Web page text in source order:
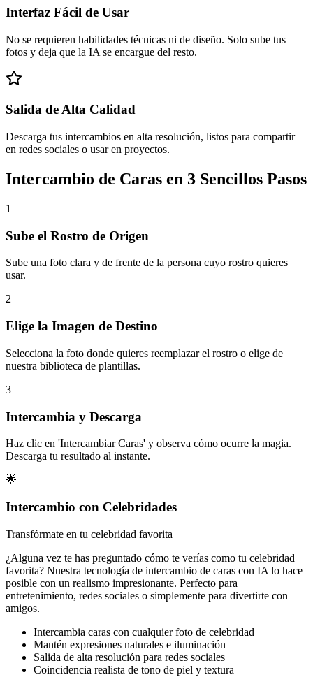
Interfaz Fácil de Usar
No se requieren habilidades técnicas ni de diseño. Solo sube tus
fotos y deja que la IA se encargue del resto.
Salida de Alta Calidad
Descarga tus intercambios en alta resolución, listos para compartir
en redes sociales o usar en proyectos.
Intercambio de Caras en 3 Sencillos Pasos
1
Sube el Rostro de Origen
Sube una foto clara y de frente de la persona cuyo rostro quieres
usar.
2
Elige la Imagen de Destino
Selecciona la foto donde quieres reemplazar el rostro o elige de
nuestra biblioteca de plantillas.
3
Intercambia y Descarga
Haz clic en 'Intercambiar Caras' y observa cómo ocurre la magia.
Descarga tu resultado al instante.
🌟
Intercambio con Celebridades
Transfórmate en tu celebridad favorita
¿Alguna vez te has preguntado cómo te verías como tu celebridad
favorita? Nuestra tecnología de intercambio de caras con IA lo hace
posible con un realismo impresionante. Perfecto para
entretenimiento, redes sociales o simplemente para divertirte con
amigos.
Intercambia caras con cualquier foto de celebridad
Mantén expresiones naturales e iluminación
Salida de alta resolución para redes sociales
Coincidencia realista de tono de piel y textura